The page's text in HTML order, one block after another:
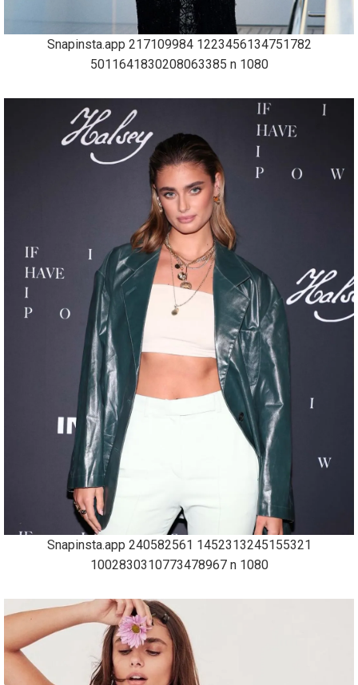
Snapinsta.app 217109984 1223456134751782
5011641830208063385 n 1080
Snapinsta.app 240582561 1452313245155321
1002830310773478967 n 1080